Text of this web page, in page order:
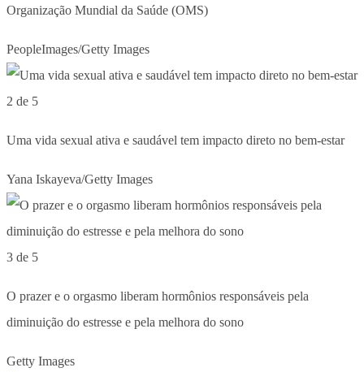
Organização Mundial da Saúde (OMS)
PeopleImages/Getty Images
2 de 5
Uma vida sexual ativa e saudável tem impacto direto no bem-estar
Yana Iskayeva/Getty Images
3 de 5
O prazer e o orgasmo liberam hormônios responsáveis pela
diminuição do estresse e pela melhora do sono
Getty Images